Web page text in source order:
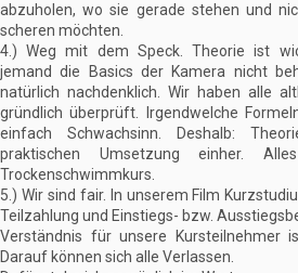
abzuholen, wo sie gerade stehen und
scheren möchten.
4.) Weg mit dem Speck. Theorie ist
jemand die Basics der Kamera nicht
natürlich nachdenklich. Wir haben alle
gründlich überprüft. Irgendwelche
einfach Schwachsinn. Deshalb:
praktischen Umsetzung einher.
Trockenschwimmkurs.
5.) Wir sind fair. In unserem Film
Teilzahlung und Einstiegs- bzw.
Verständnis für unsere Kursteilnehmer
Darauf können sich alle Verlassen.